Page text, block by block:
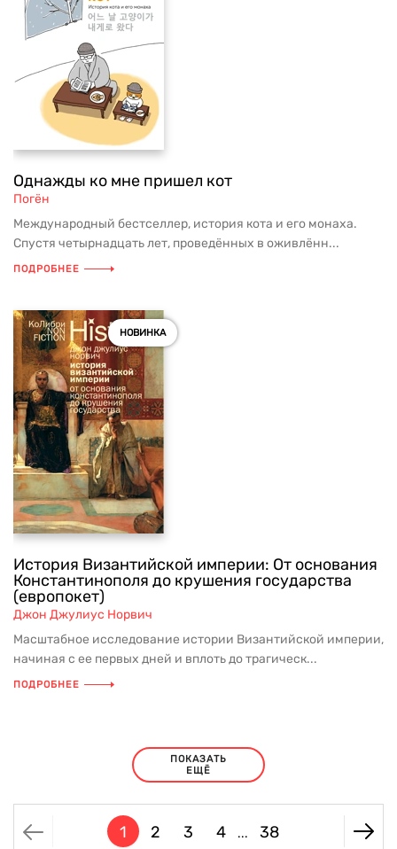
Однажды ко мне пришел кот
Погён
Международный бестселлер, история кота и его монаха.
Спустя четырнадцать лет, проведённых в оживлённ...
ПОДРОБНЕЕ
НОВИНКА
История Византийской империи: От основания
Константинополя до крушения государства
(европокет)
Джон Джулиус Норвич
Масштабное исследование истории Византийской империи,
начиная с ее первых дней и вплоть до трагическ...
ПОДРОБНЕЕ
ПОКАЗАТЬ
ЕЩЁ
1 2 3 4 ... 38